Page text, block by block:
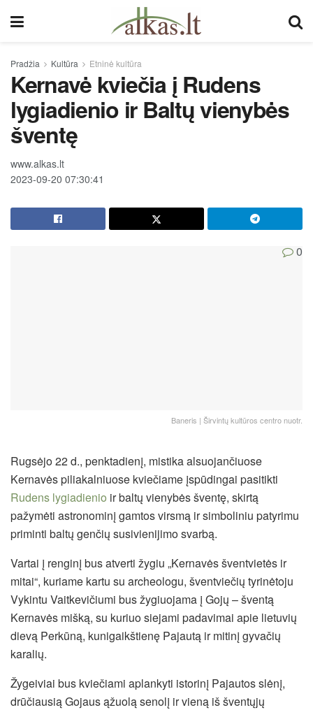
Pradžia Kultūra Etninė kultūra
Kernavė kviečia į Rudens
lygiadienio ir Baltų vienybės
šventę
www.alkas.lt
2023-09-20 07:30:41
0
Baneris | Širvintų kultūros centro nuotr.
Rugsėjo 22 d., penktadienį, mistika alsuojančiuose
Kernavės piliakalniuose kviečiame įspūdingai pasitikti
Rudens lygiadienio ir baltų vienybės šventę, skirtą
pažymėti astronominį gamtos virsmą ir simboliniu patyrimu
priminti baltų genčių susivienijimo svarbą.
Vartai į renginį bus atverti žygiu „Kernavės šventvietės ir
mitai“, kuriame kartu su archeologu, šventviečių tyrinėtoju
Vykintu Vaitkevičiumi bus žygiuojama į Gojų – šventą
Kernavės mišką, su kuriuo siejami padavimai apie lietuvių
dievą Perkūną, kunigaikštienę Pajautą ir mitinį gyvačių
karalių.
Žygeiviai bus kviečiami aplankyti istorinį Pajautos slėnį,
drūčiausią Gojaus ąžuolą senolį ir vieną iš šventųjų